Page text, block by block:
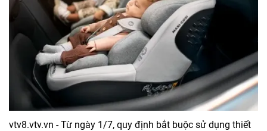
vtv8.vtv.vn - Từ ngày 1/7, quy định bắt buộc sử dụng thiết